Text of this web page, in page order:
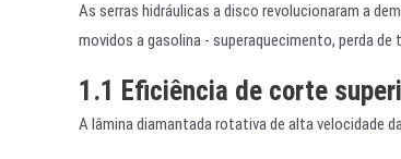
As serras hidráulicas a disco revolucionaram a
movidos a gasolina - superaquecimento, perda
1.1 Eficiência de corte
A lâmina diamantada rotativa de alta velocidade